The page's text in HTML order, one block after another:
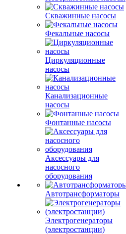
Скважинные насосы
Фекальные насосы
Циркуляционные
насосы
Канализационные
насосы
Фонтанные насосы
Аксессуары для
насосного
оборудования
Автотрансформаторы
Электрогенераторы
(электростанции)